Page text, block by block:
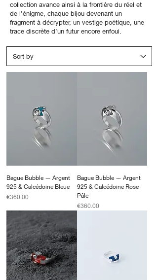
collection avance ainsi à la frontière du réel et
de l’énigme, chaque bijou devenant un
fragment à décrypter, un vestige poétique, une
trace discrète d’un futur encore enfoui.
Bague Bubble — Argent
925 & Calcédoine Bleue
Price
€360.00
Bague Bubble — Argent
925 & Calcédoine Rose
Pâle
Price
€360.00